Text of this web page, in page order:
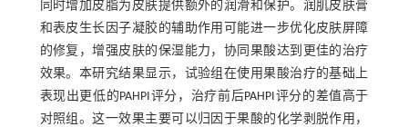
同时增加皮脂为皮肤提供额外的润滑和保护。润肌皮肤膏
和表皮生长因子凝胶的辅助作用可能进一步优化皮肤屏障
的修复，增强皮肤的保湿能力，协同果酸达到更佳的治疗
效果。本研究结果显示，试验组在使用果酸治疗的基础上
表现出更低的PAHPI评分，治疗前后PAHPI评分的差值高于
对照组。这一效果主要可以归因于果酸的化学剥脱作用，